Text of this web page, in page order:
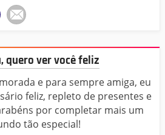
quero ver você feliz
e para sempre amiga, eu
feliz, repleto de presentes e
por completar mais um
tão especial!